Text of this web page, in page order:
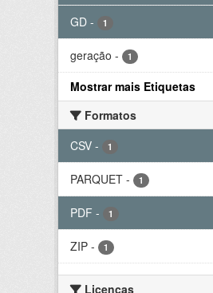
GD - 1
geração - 1
Mostrar mais Etiquetas
Formatos
CSV - 1
PARQUET - 1
PDF - 1
ZIP - 1
Licenças